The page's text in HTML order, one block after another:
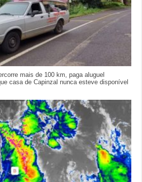
mais de 100 km, paga aluguel
casa de Capinzal nunca esteve disponível